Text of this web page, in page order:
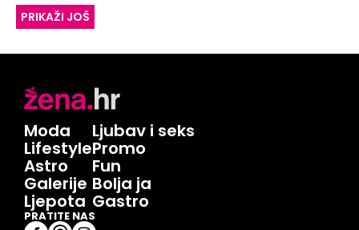
PRIKAŽI JOŠ
Moda
Lifestyle
Astro
Galerije
Ljepota
Ljubav i seks
Promo
Fun
Bolja ja
Gastro
PRATITE NAS